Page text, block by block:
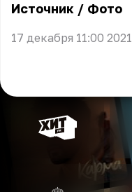
Источник / Фото
17 декабря 11:00 2021